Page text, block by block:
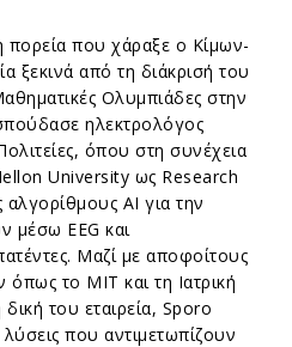
πορεία που χάραξε ο Κίμων-
ξεκινά από τη διάκρισή του
Ολυμπιάδες στην
ηλεκτρολόγος
όπου στη συνέχεια
University ως Research
AI για την
μέσω EEG και
Μαζί με αποφοίτους
το MIT και τη Ιατρική
του εταιρεία, Sporo
που αντιμετωπίζουν